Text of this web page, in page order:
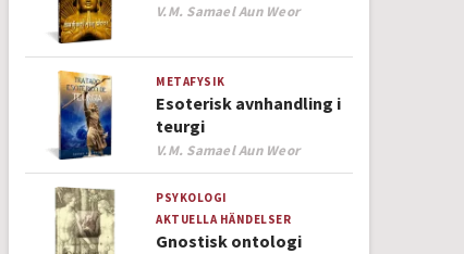
Author
V.M. Samael Aun Weor
METAFYSIK
Esoterisk avnhandling i
teurgi
Author
V.M. Samael Aun Weor
PSYKOLOGI
AKTUELLA HÄNDELSER
Gnostisk ontologi